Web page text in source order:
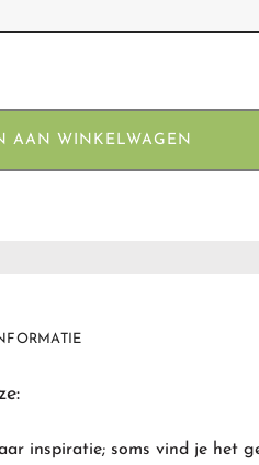
aantal
AAN WINKELWAGEN
inspiratie; soms vind je het